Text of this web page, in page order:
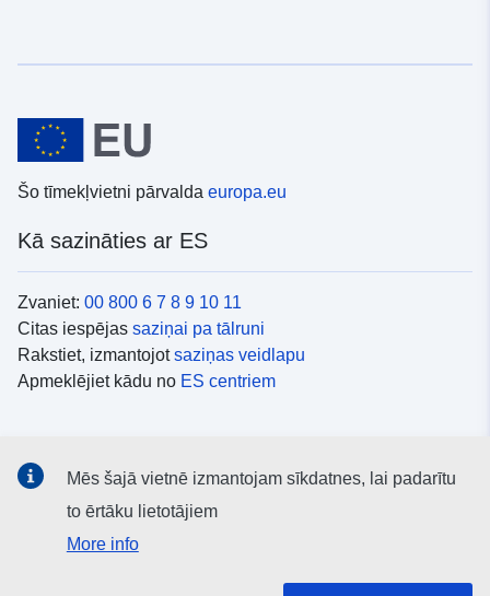
Šo tīmekļvietni pārvalda europa.eu
Kā sazināties ar ES
Zvaniet: 00 800 6 7 8 9 10 11
Citas iespējas saziņai pa tālruni
Rakstiet, izmantojotsaziņas veidlapu
Apmeklējiet kādu no ES centriem
ES kontisociālajos medijos
Mēs šajā vietnē izmantojam sīkdatnes, lai padarītu
to ērtāku lietotājiem
More info